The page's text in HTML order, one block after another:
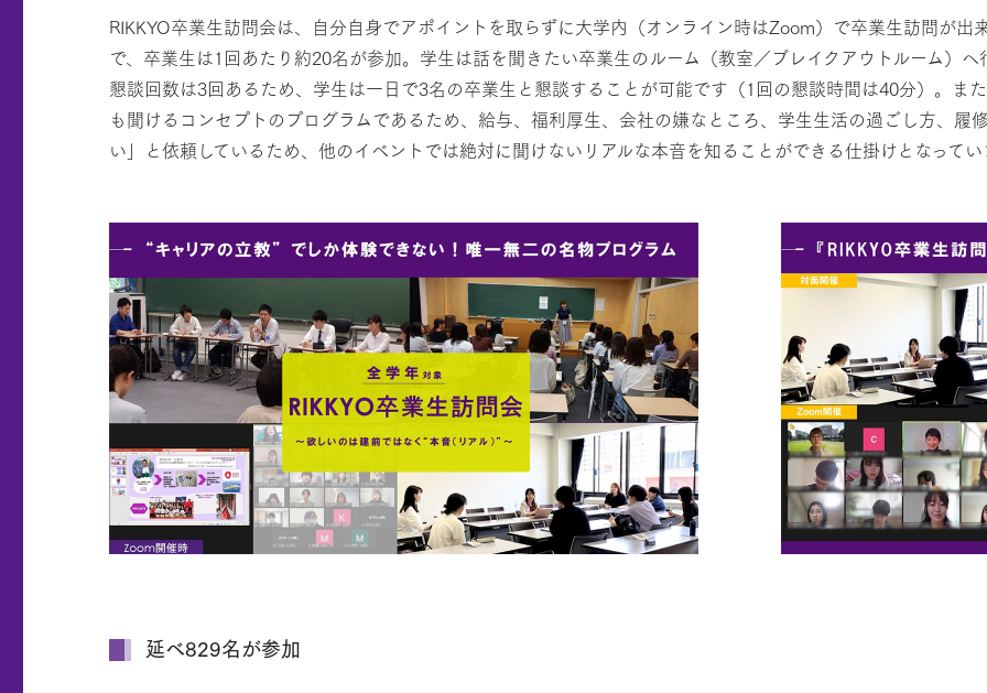
RIKKYO卒業生訪問会は、自分自身でアポイントを取らずに大学内（オンライン時はZoom）で卒業生訪問が出
で、卒業生は1回あたり約20名が参加。学生は話を聞きたい卒業生のルーム（教室／ブレイクアウトルーム）
懇談回数は3回あるため、学生は一日で3名の卒業生と懇談することが可能です（1回の懇談時間は40分）。ま
も聞けるコンセプトのプログラムであるため、給与、福利厚生、会社の嫌なところ、学生生活の過ごし方、
い」と依頼しているため、他のイベントでは絶対に聞けないリアルな本音を知ることができる仕掛けとなってい
延べ829名が参加